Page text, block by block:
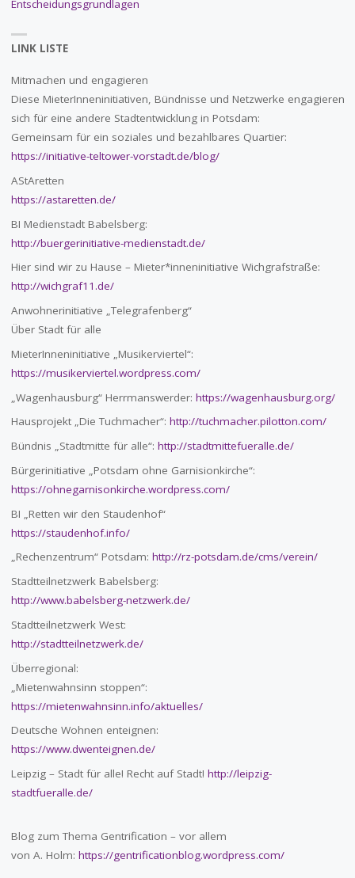
Entscheidungsgrundlagen
LINK LISTE
Mitmachen und engagieren
Diese MieterInneninitiativen, Bündnisse und Netzwerke engagieren
sich für eine andere Stadtentwicklung in Potsdam:
Gemeinsam für ein soziales und bezahlbares Quartier:
https://initiative-teltower-vorstadt.de/blog/
AStAretten
https://astaretten.de/
BI Medienstadt Babelsberg:
http://buergerinitiative-medienstadt.de/
Hier sind wir zu Hause – Mieter*inneninitiative Wichgrafstraße:
http://wichgraf11.de/
Anwohnerinitiative „Telegrafenberg“
Über Stadt für alle
MieterInneninitiative „Musikerviertel“:
https://musikerviertel.wordpress.com/
„Wagenhausburg“ Herrmanswerder: https://wagenhausburg.org/
Hausprojekt „Die Tuchmacher“: http://tuchmacher.pilotton.com/
Bündnis „Stadtmitte für alle“: http://stadtmittefueralle.de/
Bürgerinitiative „Potsdam ohne Garnisionkirche“:
https://ohnegarnisonkirche.wordpress.com/
BI „Retten wir den Staudenhof“
https://staudenhof.info/
„Rechenzentrum“ Potsdam: http://rz-potsdam.de/cms/verein/
Stadtteilnetzwerk Babelsberg:
http://www.babelsberg-netzwerk.de/
Stadtteilnetzwerk West:
http://stadtteilnetzwerk.de/
Überregional:
„Mietenwahnsinn stoppen“:
https://mietenwahnsinn.info/aktuelles/
Deutsche Wohnen enteignen:
https://www.dwenteignen.de/
Leipzig – Stadt für alle! Recht auf Stadt! http://leipzig-
stadtfueralle.de/
Blog zum Thema Gentrification – vor allem
von A. Holm: https://gentrificationblog.wordpress.com/